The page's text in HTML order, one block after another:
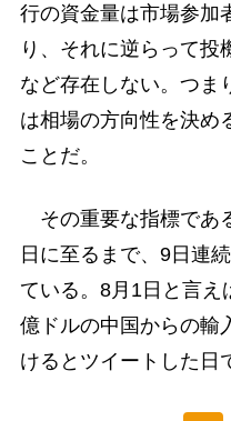
行の資金量は市場参加
り、それに逆らって投
など存在しない。つま
は相場の方向性を決め
ことだ。
その重要な指標であ
日に至るまで、9日連
ている。8月1日と言
億ドルの中国からの輸
けるとツイートした日